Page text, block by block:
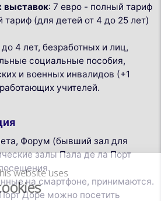
data to
personalize the ads shown to you. You
your preferences at any time.
certified by
выставок: 7 евро - полный тариф
тариф (для детей от 4 до 25 лет)
4 лет, безработных и лиц,
социальные пособия,
и военных инвалидов (+1
учителей.
Форум (бывший зал для
залы Пала де ла Порт
на смартфоне, принимаются.
Доре можно посетить